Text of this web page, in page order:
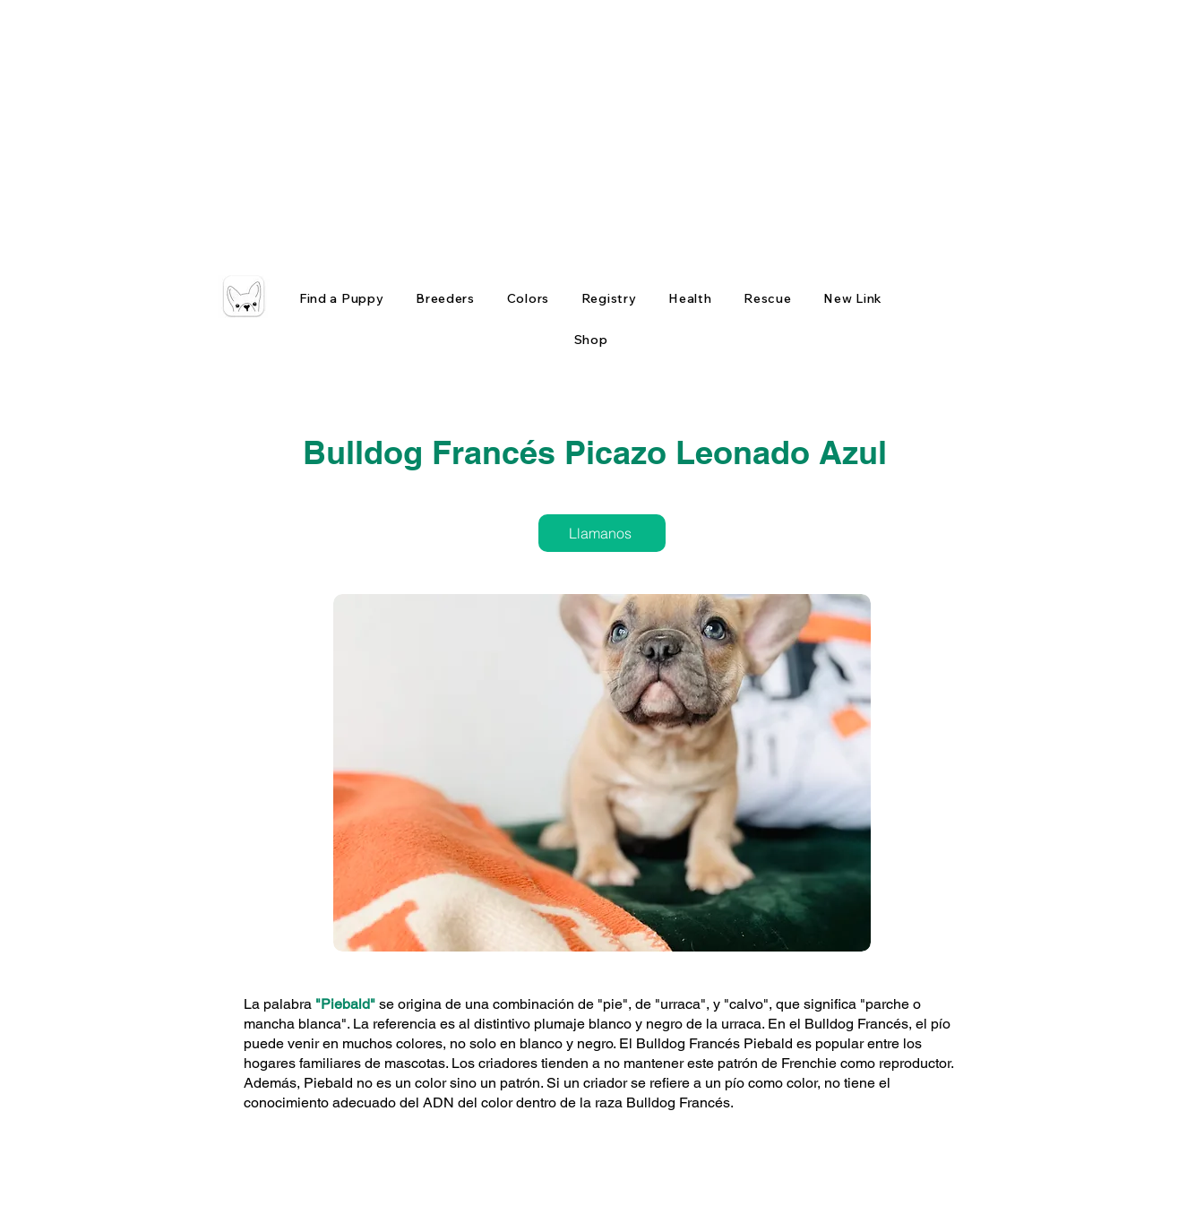
Find a Puppy Breeders Colors Registry Health Rescue New Link
Shop
Bulldog Francés Picazo Leonado Azul
Llamanos
La palabra "Piebald" se origina de una combinación de "pie", de "urraca", y "calvo", que significa "parche o
mancha blanca". La referencia es al distintivo plumaje blanco y negro de la urraca. En el Bulldog Francés, el pío
puede venir en muchos colores, no solo en blanco y negro. El Bulldog Francés Piebald es popular entre los
hogares familiares de mascotas. Los criadores tienden a no mantener este patrón de Frenchie como reproductor.
Además, Piebald no es un color sino un patrón. Si un criador se refiere a un pío como color, no tiene el
conocimiento adecuado del ADN del color dentro de la raza Bulldog Francés.